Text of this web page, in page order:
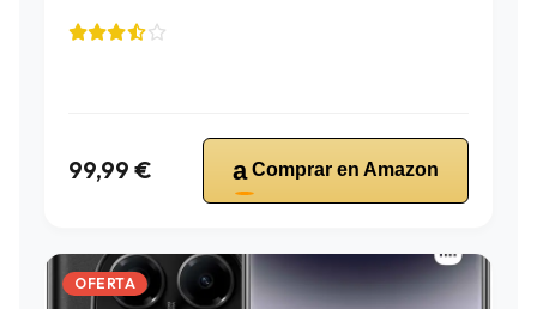
99,99 € a Comprar en Amazon
OFERTA